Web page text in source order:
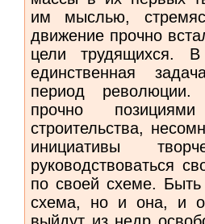
им мыслью,
движение прочно
цели трудящихся.
единственная
период революции.
прочно
строительства,
иници­ативы
руководствоваться
по своей схеме. Быть
схема, но и она, и